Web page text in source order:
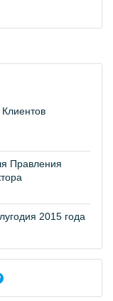
Правления
2015 года